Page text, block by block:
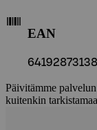
EAN
Päivitämme
kuitenkin